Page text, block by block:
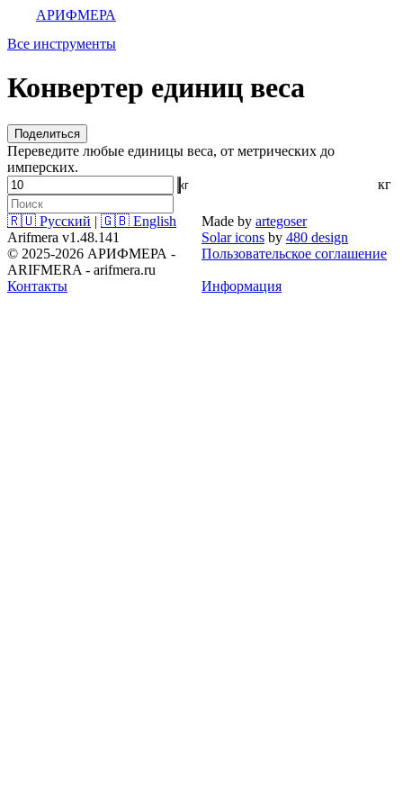
АРИФМЕРА
Все инструменты
Конвертер единиц веса
Поделиться
Переведите любые единицы веса, от метрических до
имперских.
кг
🇷🇺 Русский | 🇬🇧 English Made by artegoser
Arifmera v1.48.141
Solar icons by 480 design
© 2025-2026 АРИФМЕРА -
ARIFMERA - arifmera.ru
Пользовательское соглашение
Контакты Информация